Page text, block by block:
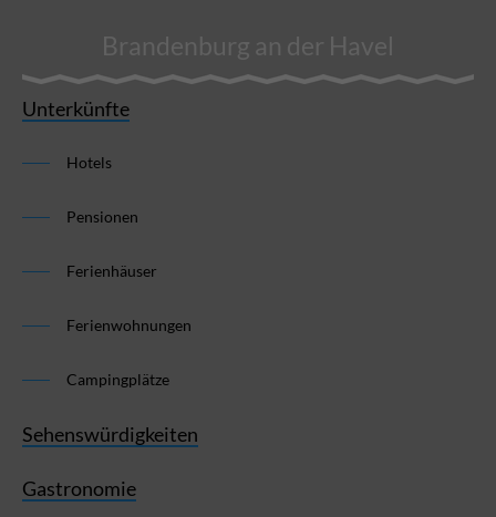
Brandenburg an der Havel
Unterkünfte
Hotels
Pensionen
Ferienhäuser
Ferienwohnungen
Campingplätze
Sehenswürdigkeiten
Gastronomie